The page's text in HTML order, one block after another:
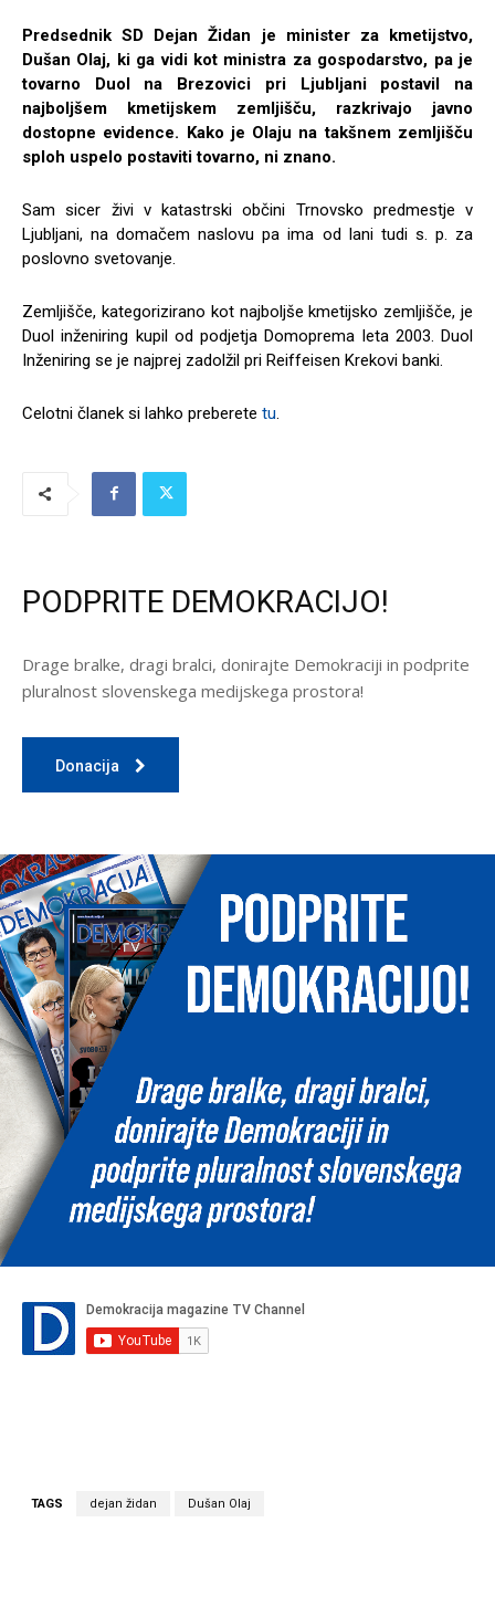
Predsednik SD Dejan Židan je minister za kmetijstvo,
Dušan Olaj, ki ga vidi kot ministra za gospodarstvo, pa je
tovarno Duol na Brezovici pri Ljubljani postavil na
najboljšem kmetijskem zemljišču, razkrivajo javno
dostopne evidence. Kako je Olaju na takšnem zemljišču
sploh uspelo postaviti tovarno, ni znano.
Sam sicer živi v katastrski občini Trnovsko predmestje v
Ljubljani, na domačem naslovu pa ima od lani tudi s. p. za
poslovno svetovanje.
Zemljišče, kategorizirano kot najboljše kmetijsko zemljišče, je
Duol inženiring kupil od podjetja Domoprema leta 2003. Duol
Inženiring se je najprej zadolžil pri Reiffeisen Krekovi banki.
Celotni članek si lahko preberete tu.
PODPRITE DEMOKRACIJO!
Drage bralke, dragi bralci, donirajte Demokraciji in podprite
pluralnost slovenskega medijskega prostora!
Donacija
TAGS dejan židan Dušan Olaj